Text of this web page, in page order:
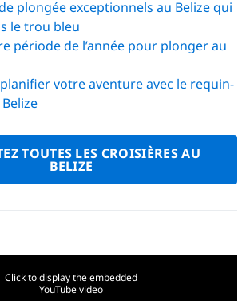
plongée exceptionnels au Belize qui
le trou bleu
période de l’année pour plonger au
votre aventure avec le requin-
TOUTES LES CROISIÈRES AU
BELIZE
Click to display the embedded
YouTube video